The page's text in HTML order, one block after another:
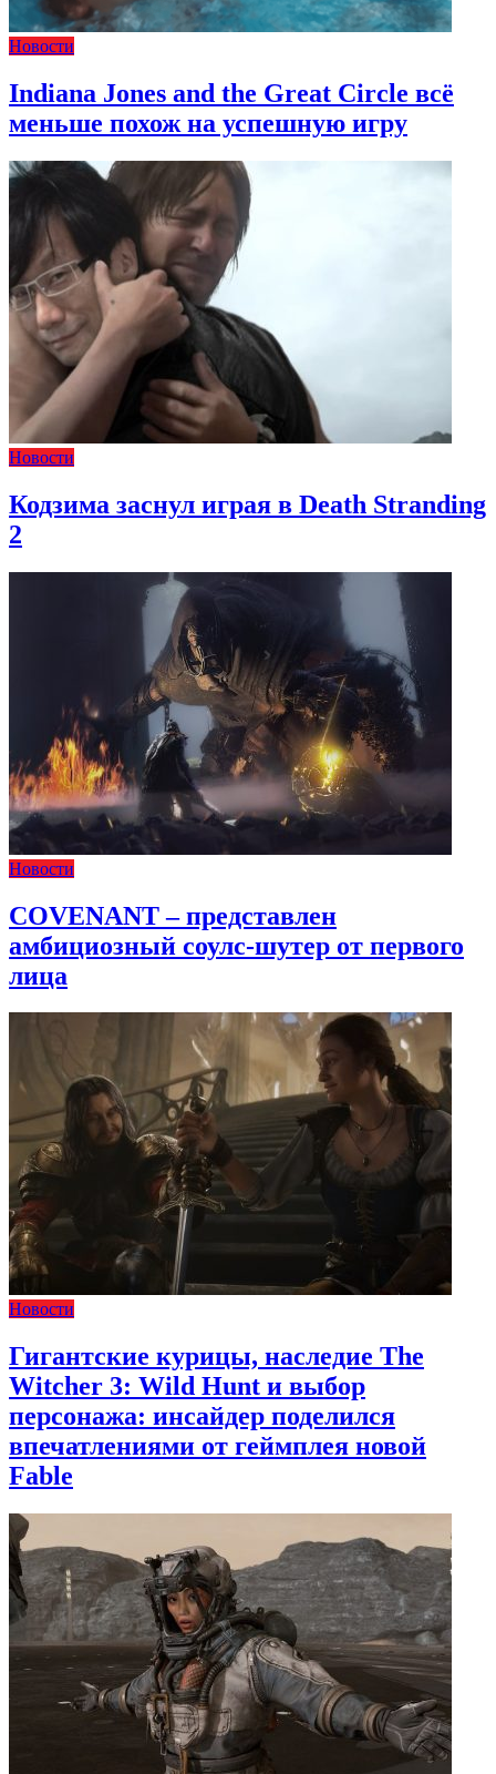
Новости
Indiana Jones and the Great Circle всё
меньше похож на успешную игру
Новости
Кодзима заснул играя в Death Stranding
2
Новости
COVENANT – представлен
амбициозный соулс-шутер от первого
лица
Новости
Гигантские курицы, наследие The
Witcher 3: Wild Hunt и выбор
персонажа: инсайдер поделился
впечатлениями от геймплея новой
Fable